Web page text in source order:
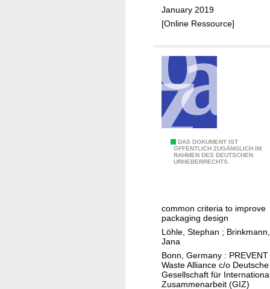
c
a
v
e
o
m
n
r
a
t
i
o
n
w
o
c
t
o
r
s
a
n
d
i
January 2019
[Online Ressource]
DAS DOKUMENT IST
ÖFFENTLICH ZUGÄNGLICH IM
RAHMEN DES DEUTSCHEN
URHEBERRECHTS.
v
i
n
g
m
o
common criteria to improve
packaging design
Löhle, Stephan ; Brinkmann,
Jana
Bonn, Germany : PREVENT
Waste Alliance c/o Deutsche
Gesellschaft für
Zusammenarbeit (GIZ)